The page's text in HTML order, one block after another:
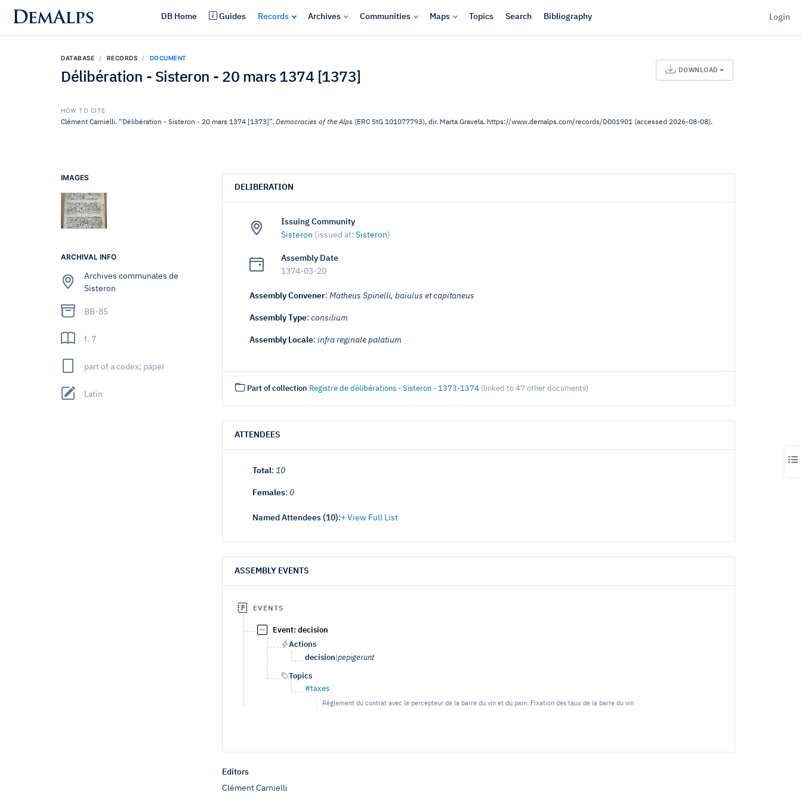
DemAlps DB Home Guides Records Archives Communities Maps Topics Search Bibliography Login
DATABASE RECORDS DOCUMENT
Délibération - Sisteron - 20 mars 1374 [1373]
DOWNLOAD
HOW TO CITE
Clément Carnielli. “Délibération - Sisteron - 20 mars 1374 [1373]”. Democracies of the Alps (ERC StG 101077793), dir. Marta Gravela. https://www.demalps.com/records/D001901 (accessed 2026-08-08).
IMAGES
ARCHIVAL INFO
Archives communales de
Sisteron
BB-85
f. 7
part of a codex; paper
Latin
DELIBERATION
Issuing Community
Sisteron (issued at: Sisteron)
Assembly Date
1374-03-20
Assembly Convener: Matheus Spinelli, baiulus et capitaneus
Assembly Type: consilium
Assembly Locale: infra reginale palatium
Part of collection Registre de délibérations - Sisteron - 1373-1374 (linked to 47 other documents)
ATTENDEES
Total: 10
Females: 0
Named Attendees (10):
ASSEMBLY EVENTS
EVENTS
Event: decision
Actions
decision pepigerunt
Topics
#taxes
Règlement du contrat avec le percepteur de la barre du vin et du pain. Fixation des taux de la barre du vin
Editors
Clément Carnielli